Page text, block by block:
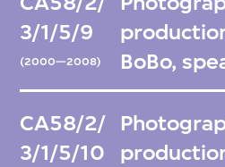
3/1/5/9
(2000—2008)
BoBo,
CA58/2/
3/1/5/10